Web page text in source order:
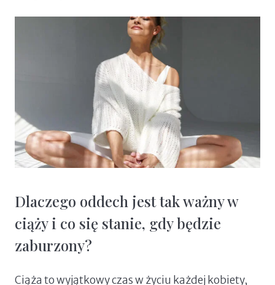
Dlaczego oddech jest tak ważny w
ciąży i co się stanie, gdy będzie
zaburzony?
Ciąża to wyjątkowy czas w życiu każdej kobiety,